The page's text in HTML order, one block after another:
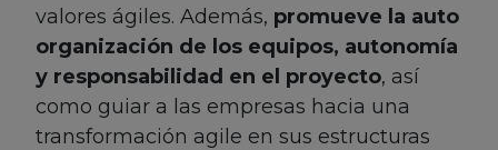
valores ágiles. Además, promueve la auto
organización de los equipos, autonomía
y responsabilidad en el proyecto, así
como guiar a las empresas hacia una
transformación agile en sus estructuras